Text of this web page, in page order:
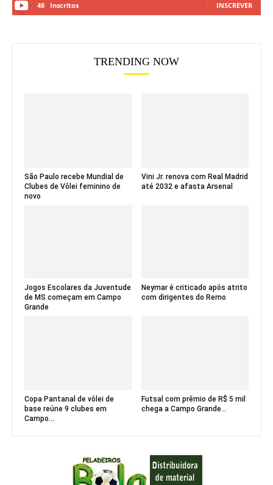
48 Inscritos INSCREVER
TRENDING NOW
São Paulo recebe Mundial de
Clubes de Vôlei feminino de
novo
Vini Jr. renova com Real Madrid
até 2032 e afasta Arsenal
Jogos Escolares da Juventude
de MS começam em Campo
Grande
Neymar é criticado após atrito
com dirigentes do Remo
Copa Pantanal de vôlei de
base reúne 9 clubes em
Campo...
Futsal com prêmio de R$ 5 mil
chega a Campo Grande...